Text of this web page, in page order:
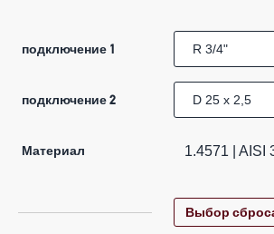
подключение 1
подключение 2
Материал 1.4571 | AISI
Выбор